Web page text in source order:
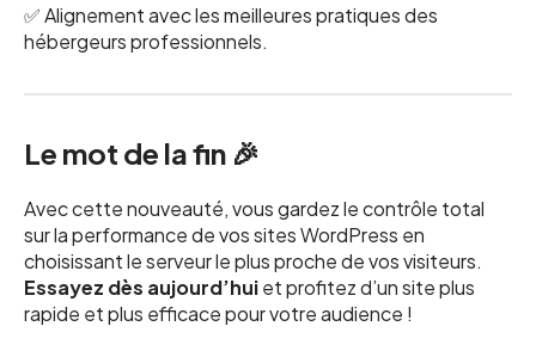
✅ Alignement avec les meilleures pratiques des
hébergeurs professionnels.
Le mot de la fin 🎉
Avec cette nouveauté, vous gardez le contrôle total
sur la performance de vos sites WordPress en
choisissant le serveur le plus proche de vos visiteurs.
Essayez dès aujourd’huiet profitez d’un site plus
rapide et plus efficace pour votre audience !